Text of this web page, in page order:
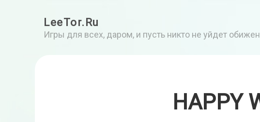
LeeTor.Ru
Игры для всех, даром, и пусть никто не уйдет
HAPPY